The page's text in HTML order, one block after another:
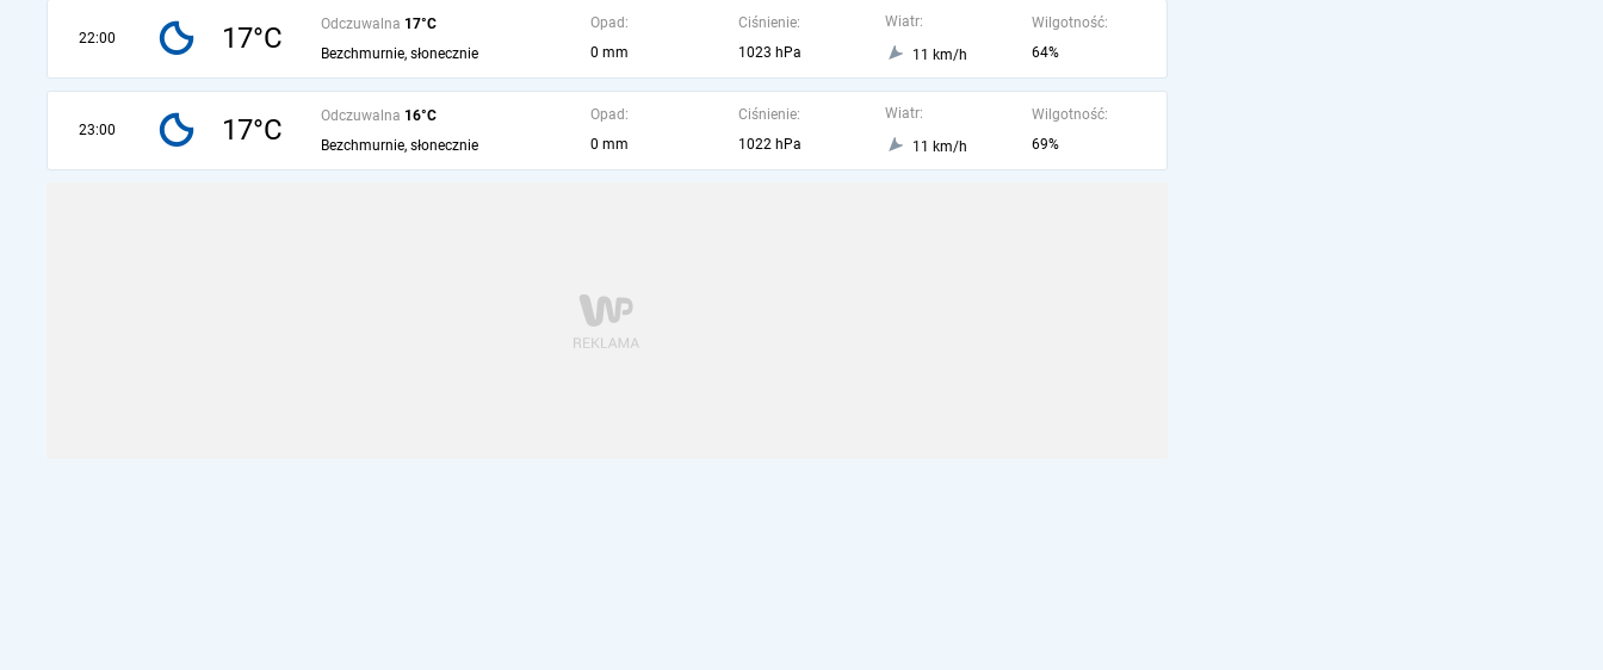
22:00 17°C Odczuwalna 17°C
Bezchmurnie, słonecznie
Opad:
0 mm
Ciśnienie:
1023 hPa
Wiatr:
11 km/h
Wilgotność:
64%
23:00 17°C Odczuwalna 16°C
Bezchmurnie, słonecznie
Opad:
0 mm
Ciśnienie:
1022 hPa
Wiatr:
11 km/h
Wilgotność:
69%